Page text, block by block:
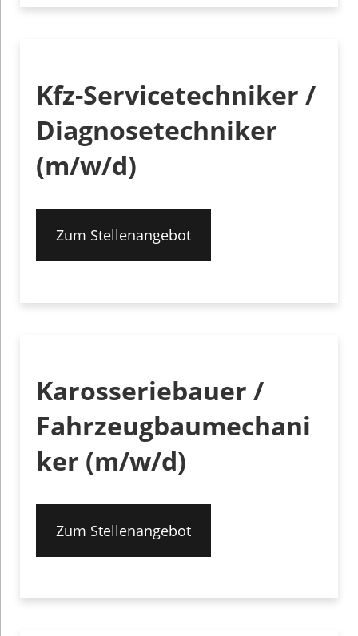
Kfz-Servicetechniker /
Diagnosetechniker
(m/w/d)
Zum Stellenangebot
Karosseriebauer /
Fahrzeugbaumechani
ker (m/w/d)
Zum Stellenangebot